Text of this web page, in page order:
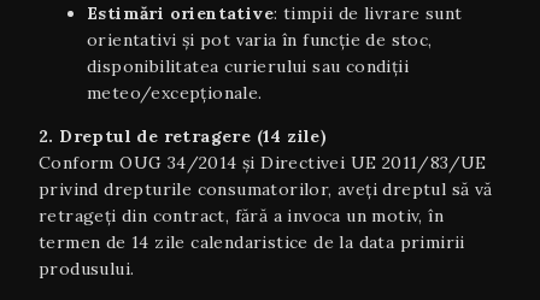
Estimări orientative: timpii de livrare sunt
orientativi şi pot varia în funcție de stoc,
disponibilitatea curierului sau condiții
meteo/excepționale.
2. Dreptul de retragere (14 zile)
Conform OUG 34/2014 și Directivei UE 2011/83/UE
privind drepturile consumatorilor, aveți dreptul să vă
retrageți din contract, fără a invoca un motiv, în
termen de 14 zile calendaristice de la data primirii
produsului.